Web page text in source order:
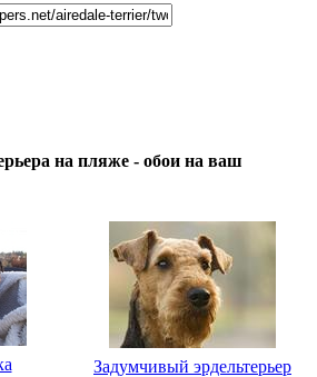
на пляже - обои на ваш
Задумчивый эрдельтерьер